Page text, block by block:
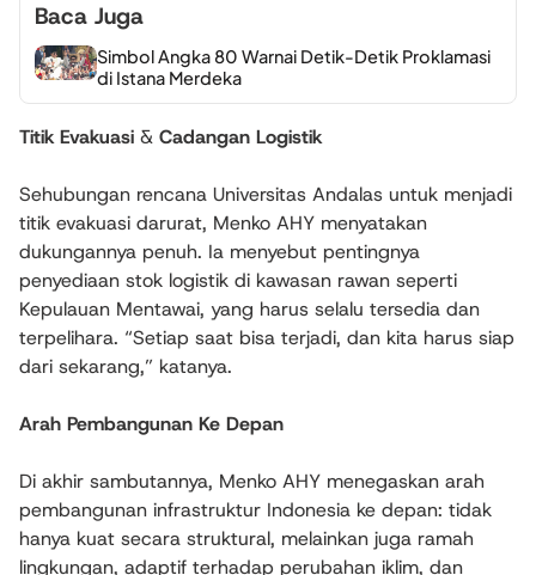
Baca Juga
Simbol Angka 80 Warnai Detik-Detik Proklamasi
di Istana Merdeka
Titik Evakuasi & Cadangan Logistik
Sehubungan rencana Universitas Andalas untuk menjadi
titik evakuasi darurat, Menko AHY menyatakan
dukungannya penuh. Ia menyebut pentingnya
penyediaan stok logistik di kawasan rawan seperti
Kepulauan Mentawai, yang harus selalu tersedia dan
terpelihara. “Setiap saat bisa terjadi, dan kita harus siap
dari sekarang,” katanya.
Arah Pembangunan Ke Depan
Di akhir sambutannya, Menko AHY menegaskan arah
pembangunan infrastruktur Indonesia ke depan: tidak
hanya kuat secara struktural, melainkan juga ramah
lingkungan, adaptif terhadap perubahan iklim, dan